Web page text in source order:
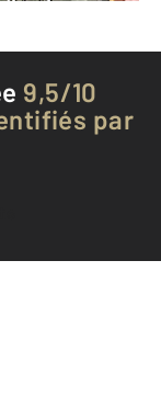
9,5/10
par